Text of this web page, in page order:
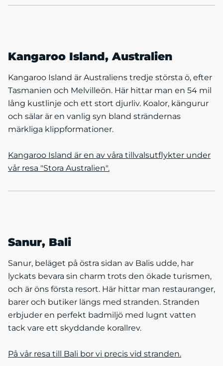
Kangaroo Island, Australien
Kangaroo Island är Australiens tredje största ö, efter
Tasmanien och Melvilleön. Här hittar man en 54 mil
lång kustlinje och ett stort djurliv. Koalor, kängurur
och sälar är en vanlig syn bland strändernas
märkliga klippformationer.
Kangaroo Island är en av våra tillvalsutflykter under
vår resa "Stora Australien".
Sanur, Bali
Sanur, beläget på östra sidan av Balis udde, har
lyckats bevara sin charm trots den ökade turismen,
och är öns första resort. Här hittar man restauranger,
barer och butiker längs med stranden. Stranden
erbjuder en perfekt badmiljö med lugnt vatten
tack vare ett skyddande korallrev.
På vår resa till Bali bor vi precis vid stranden.